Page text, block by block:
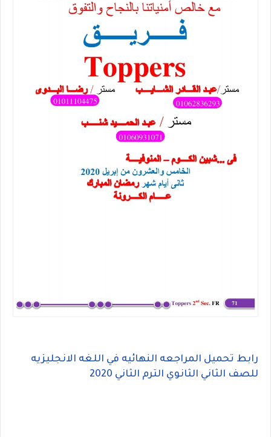
رابط تحميل المراجعه النهائيه في اللغه الانجليزيه
للصف الثاني الثانوي الترم الثاني 2020